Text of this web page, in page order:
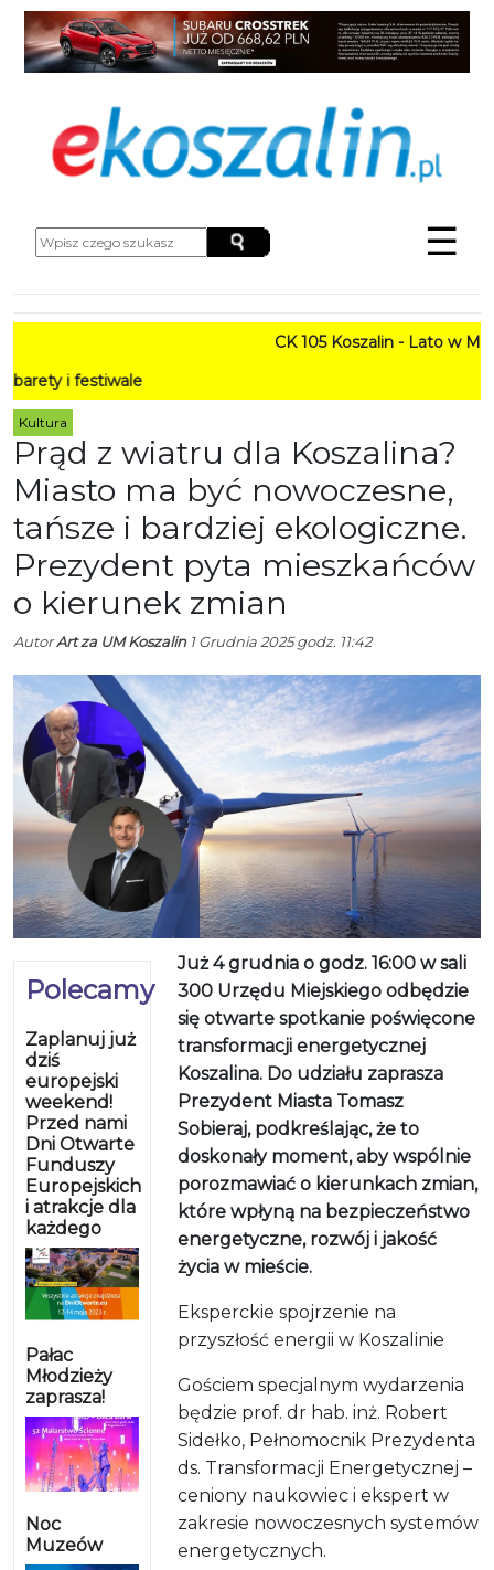
☰
CK 105 Koszalin - Lato w Mieście
Kultura
Prąd z wiatru dla Koszalina?
Miasto ma być nowoczesne,
tańsze i bardziej ekologiczne.
Prezydent pyta mieszkańców
o kierunek zmian
AutorArt za UM Koszalin1 Grudnia 2025 godz. 11:42
Polecamy
Zaplanuj już
dziś
europejski
weekend!
Przed nami
Dni Otwarte
Funduszy
Europejskich
i atrakcje dla
każdego
Pałac
Młodzieży
zaprasza!
Noc
Muzeów
Już 4 grudnia o godz. 16:00 w sali
300 Urzędu Miejskiego odbędzie
się otwarte spotkanie poświęcone
transformacji energetycznej
Koszalina. Do udziału zaprasza
Prezydent Miasta Tomasz
Sobieraj, podkreślając, że to
doskonały moment, aby wspólnie
porozmawiać o kierunkach zmian,
które wpłyną na bezpieczeństwo
energetyczne, rozwój i jakość
życia w mieście.
Eksperckie spojrzenie na
przyszłość energii w Koszalinie
Gościem specjalnym wydarzenia
będzie prof. dr hab. inż. Robert
Sidełko, Pełnomocnik Prezydenta
ds. Transformacji Energetycznej –
ceniony naukowiec i ekspert w
zakresie nowoczesnych systemów
energetycznych.